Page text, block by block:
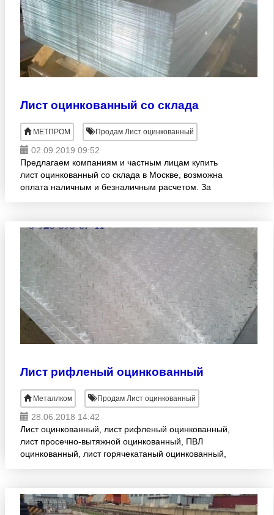
Лист оцинкованный со склада
МЕТПРОМ Продам Лист оцинкованный
02.09.2019 09:52
Предлагаем компаниям и частным лицам купить
лист оцинкованный со склада в Москве, возможна
оплата наличным и безналичным расчетом. За
Лист рифленый оцинкованный
Металлком Продам Лист оцинкованный
28.06.2018 14:42
Лист оцинкованный, лист рифленый оцинкованный,
лист просечно-вытяжной оцинкованный, ПВЛ
оцинкованный, лист горячекатаный оцинкованный,